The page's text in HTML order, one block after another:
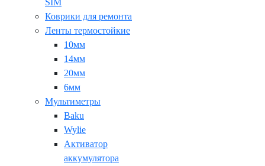
SIM
Коврики для ремонта
Ленты термостойкие
10мм
14мм
20мм
6мм
Мультиметры
Baku
Wylie
Активатор
аккумулятора